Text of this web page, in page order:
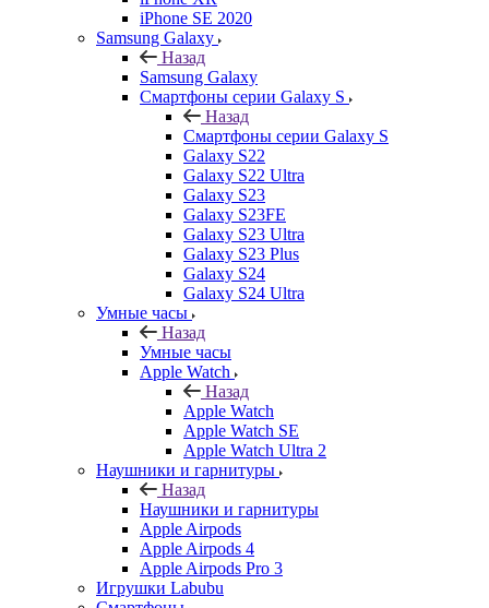
iPhone SE 2020
Samsung Galaxy
Назад
Samsung Galaxy
Смартфоны серии Galaxy S
Назад
Смартфоны серии Galaxy S
Galaxy S22
Galaxy S22 Ultra
Galaxy S23
Galaxy S23FE
Galaxy S23 Ultra
Galaxy S23 Plus
Galaxy S24
Galaxy S24 Ultra
Умные часы
Назад
Умные часы
Apple Watch
Назад
Apple Watch
Apple Watch SE
Apple Watch Ultra 2
Наушники и гарнитуры
Назад
Наушники и гарнитуры
Apple Airpods
Apple Airpods 4
Apple Airpods Pro 3
Игрушки Labubu